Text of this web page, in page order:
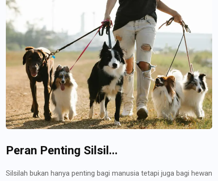
Peran Penting Silsil...
Silsilah bukan hanya penting bagi manusia tetapi juga bagi hewan